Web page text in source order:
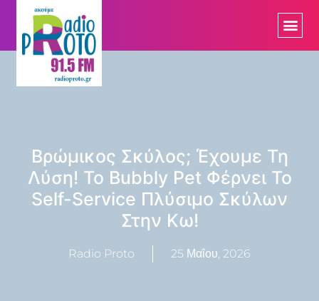
Βρώμικος Σκύλος; Έχουμε Τη
Λύση! Το Bubbly Pet Φέρνει Το
Self-Service Πλύσιμο Σκύλων
Στην Κω!
Radio Proto 25 Μαΐου, 2026